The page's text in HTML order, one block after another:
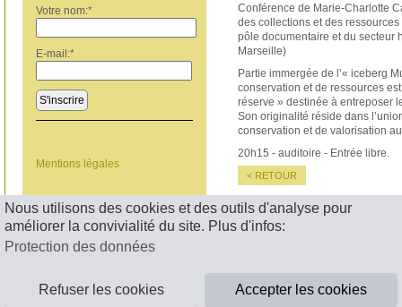
Nous utilisons des cookies et des outils d'analyse pour
améliorer la convivialité du site. Plus d'infos:
Protection des données
Refuser les cookies Accepter les cookies
Votre nom:*
E-mail:*
S'inscrire
Mentions légales
Conférence de Marie-Charlotte
des collections et des
pôle documentaire et du secteur
Marseille)
Partie immergée de l’« iceberg
conservation et de ressources
réserve » destinée à entreposer
Son originalité réside dans
conservation et de valorisation
20h15 - auditoire - Entrée libre.
< RETOUR